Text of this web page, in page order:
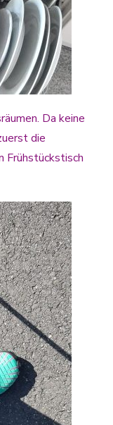
Da keine
die
Frühstückstisch